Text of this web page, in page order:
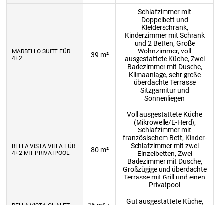
MARBELLO SUITE FÜR
4+2
39 m²
Schlafzimmer mit
Doppelbett und
Kleiderschrank,
Kinderzimmer mit Schrank
und 2 Betten, Große
Wohnzimmer, voll
ausgestattete Küche, Zwei
Badezimmer mit Dusche,
Klimaanlage, sehr große
überdachte Terrasse
Sitzgarnitur und
Sonnenliegen
BELLA VISTA VILLA FÜR
4+2 MIT PRIVATPOOL
80 m²
Voll ausgestattete Küche
(Mikrowelle/E-Herd),
Schlafzimmer mit
französischem Bett, Kinder-
Schlafzimmer mit zwei
Einzelbetten, Zwei
Badezimmer mit Dusche,
Großzügige und überdachte
Terrasse mit Grill und einen
Privatpool
Gut ausgestattete Küche,